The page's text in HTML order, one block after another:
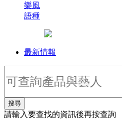
樂風
語種
最新情報
搜尋
請輸入要查找的資訊後再按查詢